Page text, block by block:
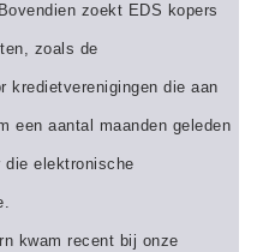
zoekt EDS kopers
zoals de
kredietverenigingen die aan
een aantal maanden geleden
die elektronische
kwam recent bij onze